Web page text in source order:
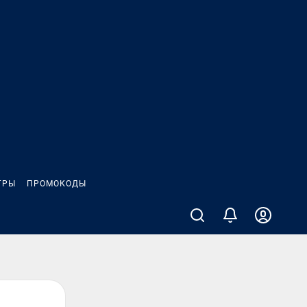
ПРОМОКОДЫ